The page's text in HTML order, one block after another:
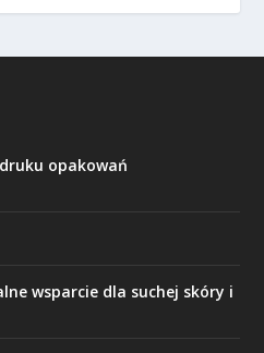
opakowań
wsparcie dla suchej skóry i